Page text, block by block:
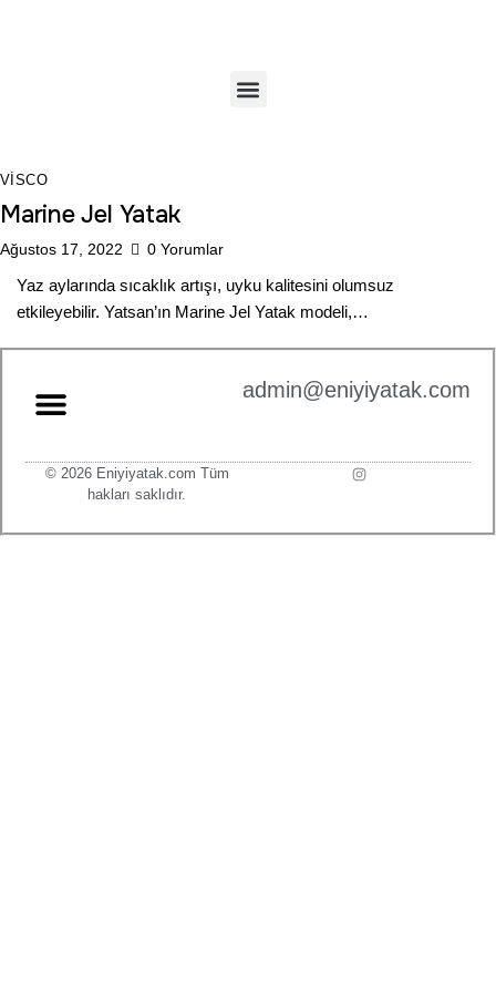
VISCO
Marine Jel Yatak
Ağustos 17, 2022 0 Yorumlar
Yaz aylarında sıcaklık artışı, uyku kalitesini olumsuz
etkileyebilir. Yatsan’ın Marine Jel Yatak modeli,…
admin@eniyiyatak.com
© 2026 Eniyiyatak.com Tüm
hakları saklıdır.